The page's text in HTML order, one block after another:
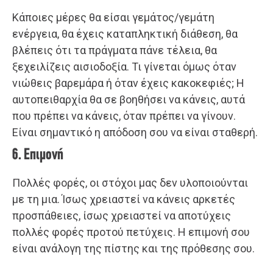
Κάποιες μέρες θα είσαι γεμάτος/γεμάτη
ενέργεια, θα έχεις καταπληκτική διάθεση, θα
βλέπεις ότι τα πράγματα πάνε τέλεια, θα
ξεχειλίζεις αισιοδοξία. Τι γίνεται όμως όταν
νιώθεις βαρεμάρα ή όταν έχεις κακοκεφιές; Η
αυτοπειθαρχία θα σε βοηθήσει να κάνεις, αυτά
που πρέπει να κάνεις, όταν πρέπει να γίνουν.
Είναι σημαντικό η απόδοση σου να είναι σταθερή.
6. Επιμονή
Πολλές φορές, οι στόχοι μας δεν υλοποιούνται
με τη μια. Ίσως χρειαστεί να κάνεις αρκετές
προσπάθειες, ίσως χρειαστεί να αποτύχεις
πολλές φορές προτού πετύχεις. Η επιμονή σου
είναι ανάλογη της πίστης και της πρόθεσης σου.